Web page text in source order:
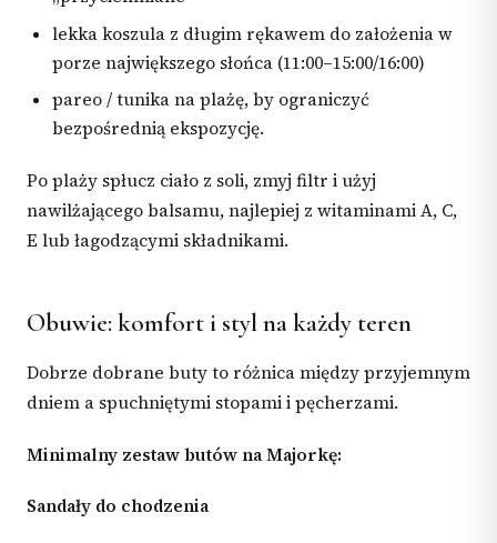
lekka koszula z długim rękawem do założenia w
porze największego słońca (11:00–15:00/16:00)
pareo / tunika na plażę, by ograniczyć
bezpośrednią ekspozycję.
Po plaży spłucz ciało z soli, zmyj filtr i użyj
nawilżającego balsamu, najlepiej z witaminami A, C,
E lub łagodzącymi składnikami.
Obuwie: komfort i styl na każdy teren
Dobrze dobrane buty to różnica między przyjemnym
dniem a spuchniętymi stopami i pęcherzami.
Minimalny zestaw butów na Majorkę:
Sandały do chodzenia